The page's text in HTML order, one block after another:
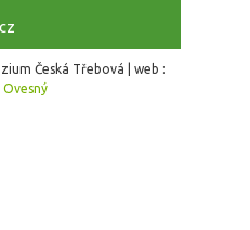
Česká Třebová | web :
Ovesný